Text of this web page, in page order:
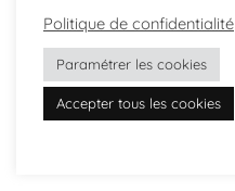
Politique de confidentialité
Paramétrer les cookies
Accepter tous les cookies